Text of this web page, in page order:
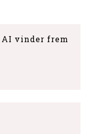
AI vinder frem